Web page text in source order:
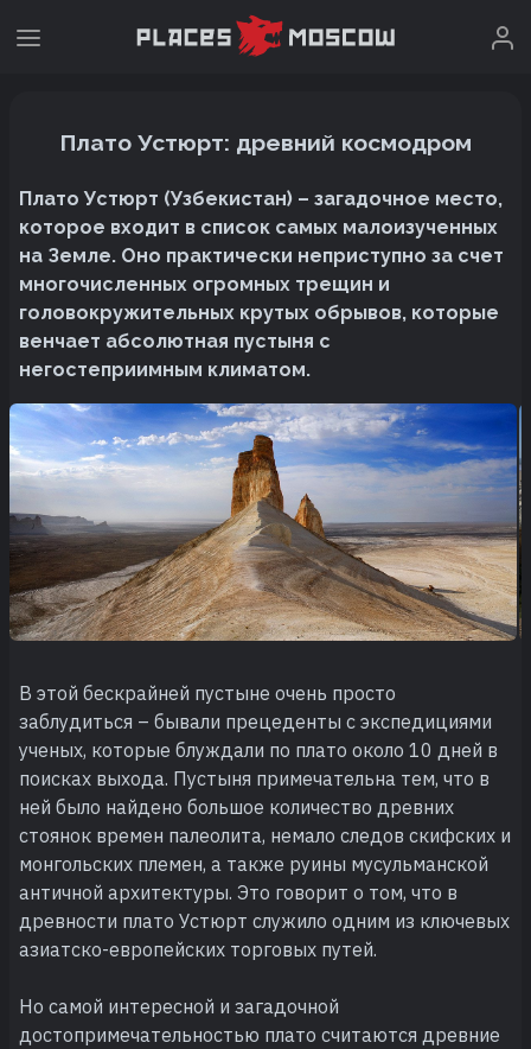
Плато Устюрт: древний космодром
Плато Устюрт (Узбекистан) – загадочное место,
которое входит в список самых малоизученных
на Земле. Оно практически неприступно за счет
многочисленных огромных трещин и
головокружительных крутых обрывов, которые
венчает абсолютная пустыня с
негостеприимным климатом.
В этой бескрайней пустыне очень просто
заблудиться – бывали прецеденты с экспедициями
ученых, которые блуждали по плато около 10 дней в
поисках выхода. Пустыня примечательна тем, что в
ней было найдено большое количество древних
стоянок времен палеолита, немало следов скифских и
монгольских племен, а также руины мусульманской
античной архитектуры. Это говорит о том, что в
древности плато Устюрт служило одним из ключевых
азиатско-европейских торговых путей.
Но самой интересной и загадочной
достопримечательностью плато считаются древние